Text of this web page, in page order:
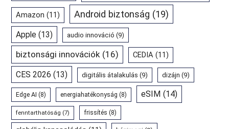
Amazon (11) Android biztonság (19)
Apple (13) audio innováció (9)
biztonsági innovációk (16) CEDIA (11)
CES 2026 (13) digitális átalakulás (9) dizájn (9)
Edge AI (8) energiahatékonyság (8) eSIM (14)
fenntarthatóság (7) frissítés (8)